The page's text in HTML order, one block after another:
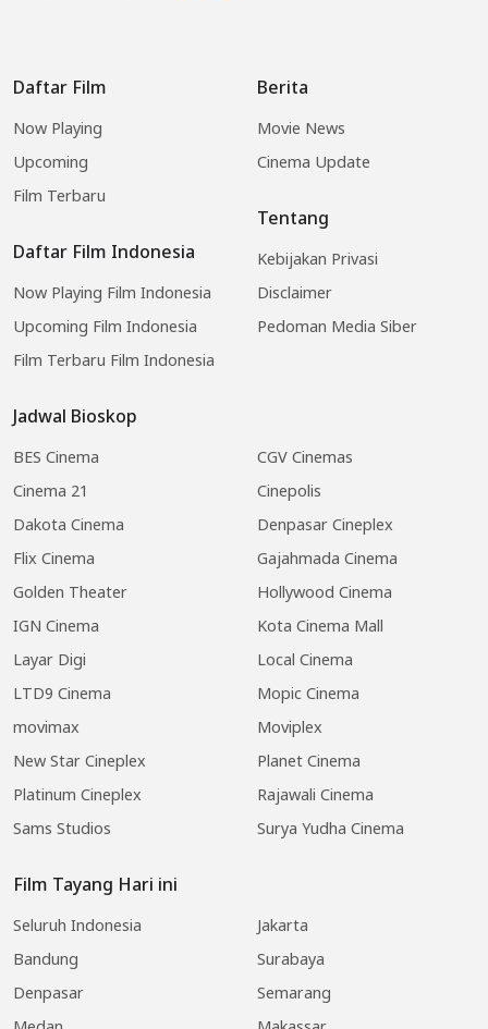
Daftar Film
Now Playing
Upcoming
Film Terbaru
Daftar Film Indonesia
Now Playing Film Indonesia
Upcoming Film Indonesia
Film Terbaru Film Indonesia
Jadwal Bioskop
BES Cinema
CGV Cinemas
Cinema 21
Cinepolis
Dakota Cinema
Denpasar Cineplex
Flix Cinema
Gajahmada Cinema
Golden Theater
Hollywood Cinema
IGN Cinema
Kota Cinema Mall
Layar Digi
Local Cinema
LTD9 Cinema
Mopic Cinema
movimax
Moviplex
New Star Cineplex
Planet Cinema
Platinum Cineplex
Rajawali Cinema
Sams Studios
Surya Yudha Cinema
Film Tayang Hari ini
Seluruh Indonesia
Jakarta
Bandung
Surabaya
Denpasar
Semarang
Berita
Movie News
Cinema Update
Tentang
Kebijakan Privasi
Disclaimer
Pedoman Media Siber